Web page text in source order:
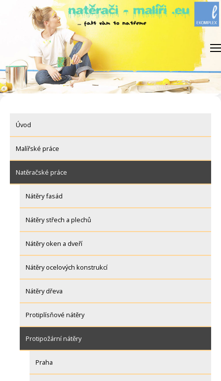
Úvod
Malířské práce
Natěračské práce
Nátěry fasád
Nátěry střech a plechů
Nátěry oken a dveří
Nátěry ocelových konstrukcí
Nátěry dřeva
Protiplísňové nátěry
Protipožární nátěry
Praha